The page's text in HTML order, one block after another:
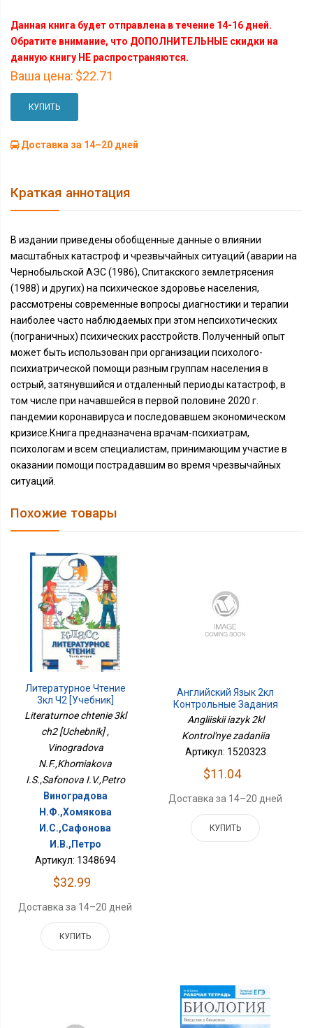
Данная книга будет отправлена в течение 14-16 дней.
Обратите внимание, что ДОПОЛНИТЕЛЬНЫЕ скидки на
данную книгу НЕ распространяются.
Ваша цена: $22.71
КУПИТЬ
Доставка за 14–20 дней
Краткая аннотация
В издании приведены обобщенные данные о влиянии
масштабных катастроф и чрезвычайных ситуаций (аварии на
Чернобыльской АЭС (1986), Спитакского землетрясения
(1988) и других) на психическое здоровье населения,
рассмотрены современные вопросы диагностики и терапии
наиболее часто наблюдаемых при этом непсихотических
(пограничных) психических расстройств. Полученный опыт
может быть использован при организации психолого-
психиатрической помощи разным группам населения в
острый, затянувшийся и отдаленный периоды катастроф, в
том числе при начавшейся в первой половине 2020 г.
пандемии коронавируса и последовавшем экономическом
кризисе.Книга предназначена врачам-психиатрам,
психологам и всем специалистам, принимающим участие в
оказании помощи пострадавшим во время чрезвычайных
ситуаций.
Похожие товары
Литературное Чтение
3кл Ч2 [Учебник]
Literaturnoe chtenie 3kl
ch2 [Uchebnik] ,
Vinogradova
N.F.,Khomiakova
I.S.,Safonova I.V.,Petro
Виноградова
Н.Ф.,Хомякова
И.С.,Сафонова
И.В.,Петро
Артикул: 1348694
$32.99
Доставка за 14–20 дней
КУПИТЬ
Английский Язык 2кл
Контрольные Задания
Angliiskii iazyk 2kl
Kontrol'nye zadaniia
Артикул: 1520323
$11.04
Доставка за 14–20 дней
КУПИТЬ